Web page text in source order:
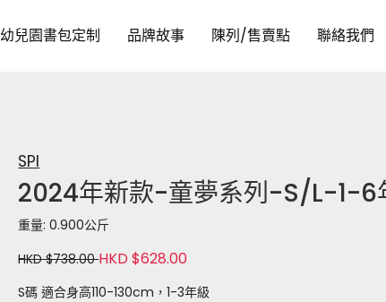
幼兒園書包定制 品牌故事 陳列/售賣點 聯絡我們
SPI
2024年新款-童夢系列-S/L-1-6
重量: 0.900公斤
HKD $738.00HKD $628.00
S碼 適合身高110-130cm，1-3年級